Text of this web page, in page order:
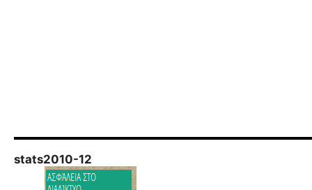
stats2010-12